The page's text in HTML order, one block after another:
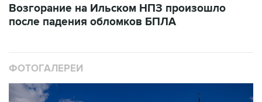
Возгорание на Ильском НПЗ произошло
после падения обломков БПЛА
ФОТОГАЛЕРЕИ